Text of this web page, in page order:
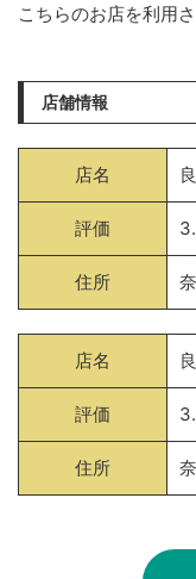
こちらのお店を利用
店舗情報
店名
評価
住所
店名
評価
住所